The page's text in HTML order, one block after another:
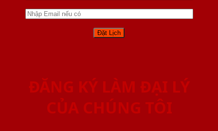
ĐĂNG KÝ LÀM ĐẠI LÝ
CỦA CHÚNG TÔI